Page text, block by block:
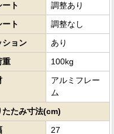
ート
調整あり
ート
調整なし
ション
あり
重
100kg
アルミフレー
ム
たたみ寸法(cm)
27